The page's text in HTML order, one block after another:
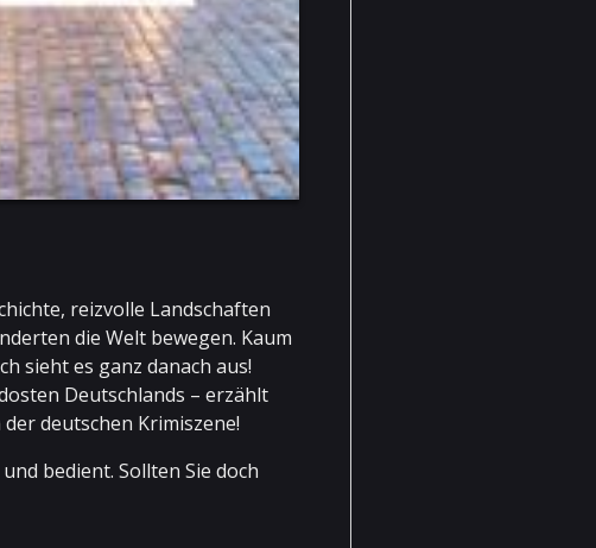
reizvolle Landschaften
die Welt bewegen. Kaum
sieht es ganz danach aus!
Deutschlands – erzählt
deutschen Krimiszene!
bedient. Sollten Sie doch